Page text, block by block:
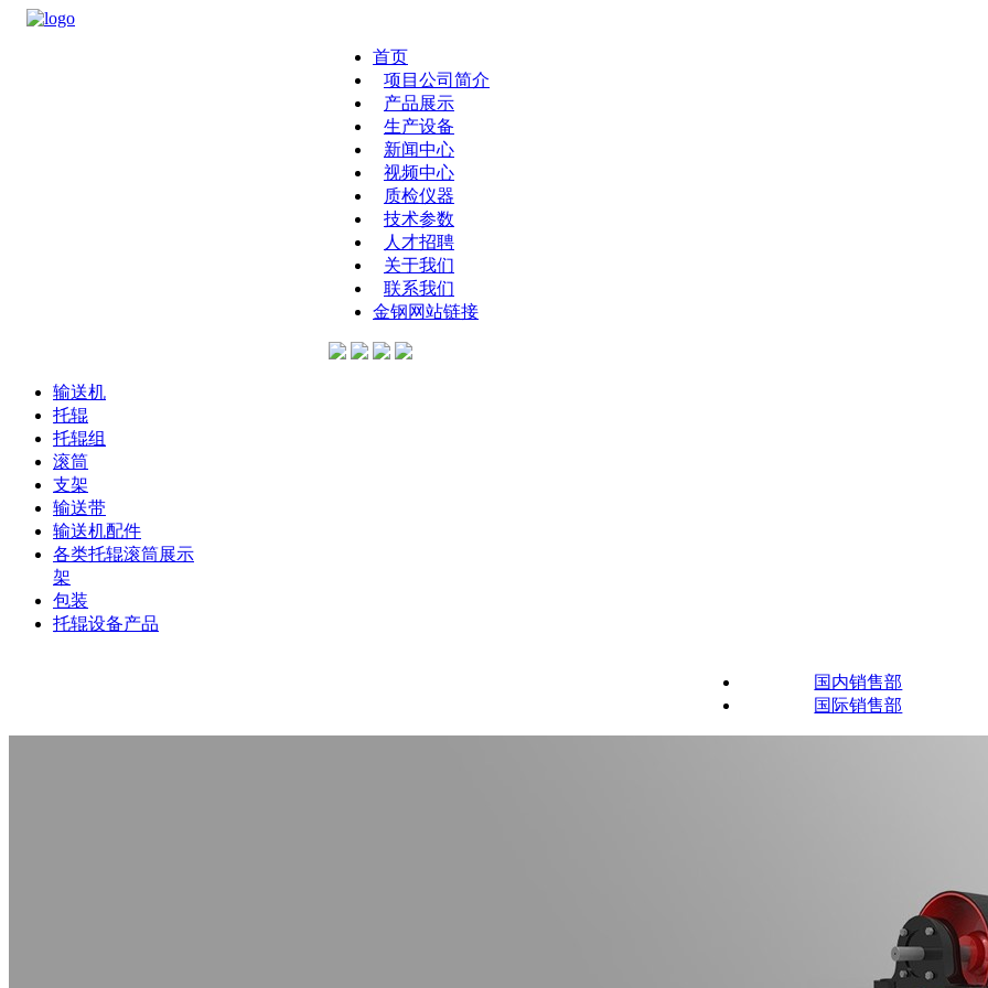
首页
项目公司简介
产品展示
生产设备
新闻中心
视频中心
质检仪器
技术参数
人才招聘
关于我们
联系我们
金钢网站链接
输送机
托辊
托辊组
滚筒
支架
输送带
输送机配件
各类托辊滚筒展示
架
包装
托辊设备产品
国内销售部
国际销售部